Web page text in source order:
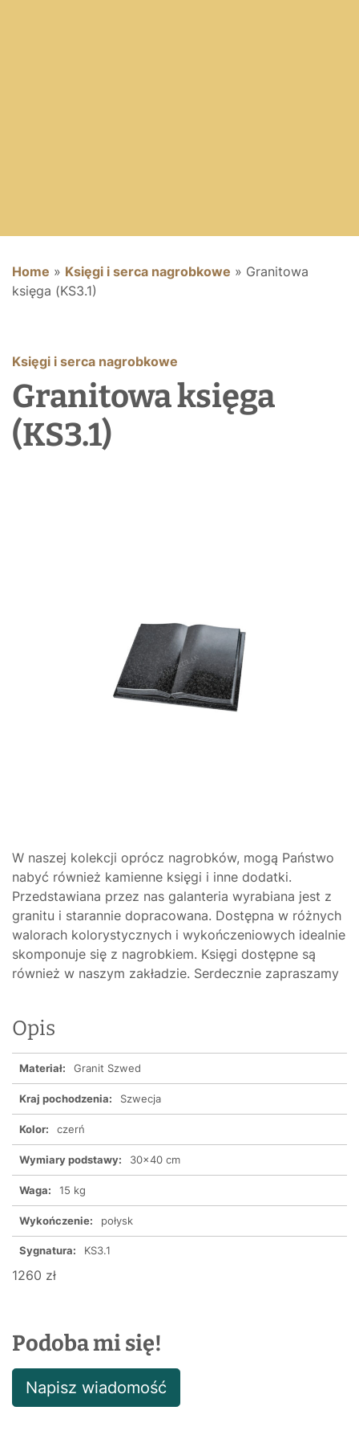
Home » Księgi i serca nagrobkowe » Granitowa
księga (KS3.1)
Księgi i serca nagrobkowe
Granitowa księga
(KS3.1)
W naszej kolekcji oprócz nagrobków, mogą Państwo
nabyć również kamienne księgi i inne dodatki.
Przedstawiana przez nas galanteria wyrabiana jest z
granitu i starannie dopracowana. Dostępna w różnych
walorach kolorystycznych i wykończeniowych idealnie
skomponuje się z nagrobkiem. Księgi dostępne są
również w naszym zakładzie. Serdecznie zapraszamy
Opis
Materiał: Granit Szwed
Kraj pochodzenia: Szwecja
Kolor: czerń
Wymiary podstawy: 30x40 cm
Waga: 15 kg
Wykończenie: połysk
Sygnatura: KS3.1
1260 zł
Podoba mi się!
Napisz wiadomość